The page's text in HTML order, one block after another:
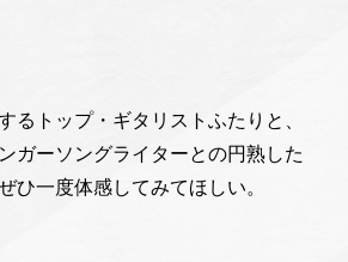
るトップ・ギタリストふたりと、
ガーソングライターとの円熟した
ひ一度体感してみてほしい。